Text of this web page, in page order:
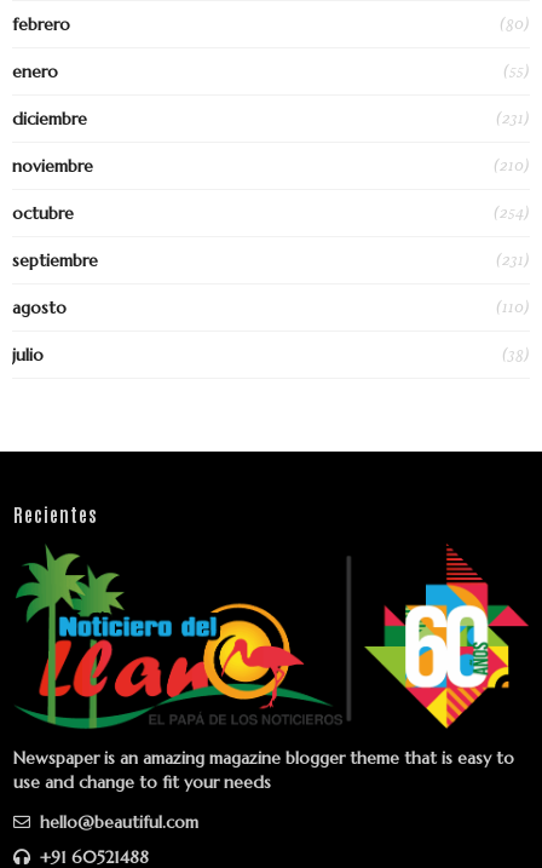
febrero (80)
enero (55)
diciembre (231)
noviembre (210)
octubre (254)
septiembre (231)
agosto (110)
julio (38)
Recientes
Newspaper is an amazing magazine blogger theme that is easy to
use and change to fit your needs
hello@beautiful.com
+91 60521488